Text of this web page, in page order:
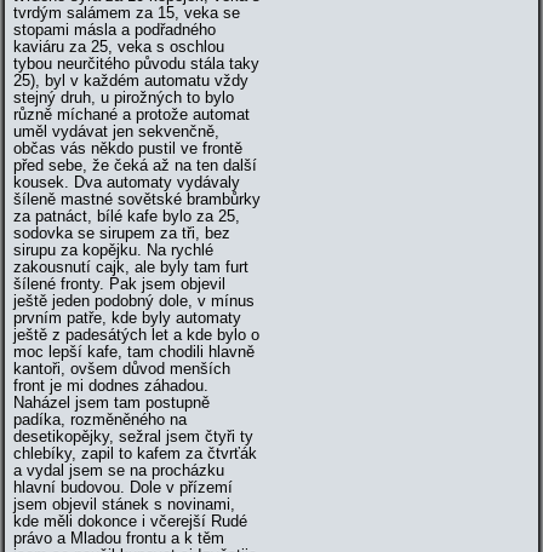
tvrdým salámem za 15, veka se
stopami másla a podřadného
kaviáru za 25, veka s oschlou
tybou neurčitého původu stála taky
25), byl v každém automatu vždy
stejný druh, u pirožných to bylo
různě míchané a protože automat
uměl vydávat jen sekvenčně,
občas vás někdo pustil ve frontě
před sebe, že čeká až na ten další
kousek. Dva automaty vydávaly
šíleně mastné sovětské brambůrky
za patnáct, bílé kafe bylo za 25,
sodovka se sirupem za tři, bez
sirupu za kopějku. Na rychlé
zakousnutí cajk, ale byly tam furt
šílené fronty. Pak jsem objevil
ještě jeden podobný dole, v mínus
prvním patře, kde byly automaty
ještě z padesátých let a kde bylo o
moc lepší kafe, tam chodili hlavně
kantoři, ovšem důvod menších
front je mi dodnes záhadou.
Naházel jsem tam postupně
padíka, rozměněného na
desetikopějky, sežral jsem čtyři ty
chlebíky, zapil to kafem za čtvrťák
a vydal jsem se na procházku
hlavní budovou. Dole v přízemí
jsem objevil stánek s novinami,
kde měli dokonce i včerejší Rudé
právo a Mladou frontu a k těm